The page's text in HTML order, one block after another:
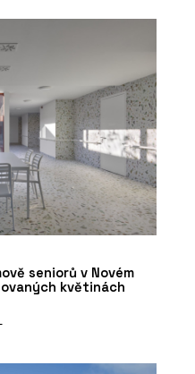
seniorů v Novém
květinách